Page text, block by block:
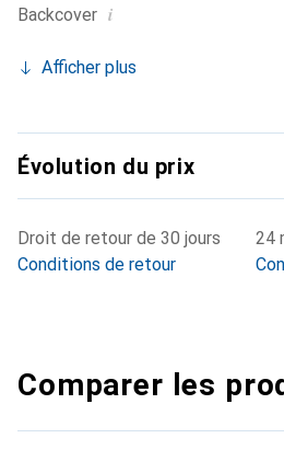
Backcover i
Afficher plus
Évolution du prix
Droit de retour de 30 jours
Conditions de retour
24
Comparer les